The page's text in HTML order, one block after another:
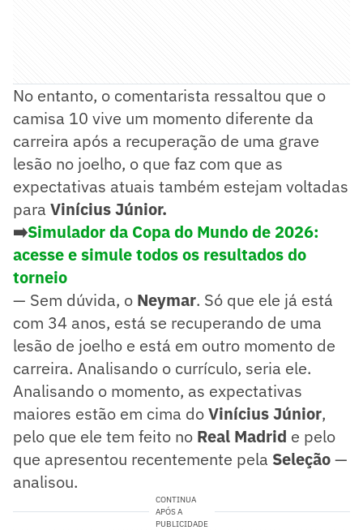
No entanto, o comentarista ressaltou que o
camisa 10 vive um momento diferente da
carreira após a recuperação de uma grave
lesão no joelho, o que faz com que as
expectativas atuais também estejam voltadas
para Vinícius Júnior.
➡️Simulador da Copa do Mundo de 2026:
acesse e simule todos os resultados do
torneio
— Sem dúvida, o Neymar. Só que ele já está
com 34 anos, está se recuperando de uma
lesão de joelho e está em outro momento de
carreira. Analisando o currículo, seria ele.
Analisando o momento, as expectativas
maiores estão em cima doVinícius Júnior,
pelo que ele tem feito no Real Madrid e pelo
que apresentou recentemente pela Seleção—
analisou.
CONTINUA
APÓS A
PUBLICIDADE